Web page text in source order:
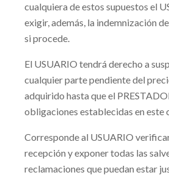
cualquiera de estos supuestos el
exigir, además, la indemnización
si procede.
El USUARIO tendrá derecho a
cualquier parte pendiente del
adquirido hasta que el
obligaciones establecidas en este
Corresponde al USUARIO
recepción y exponer todas las
reclamaciones que puedan estar